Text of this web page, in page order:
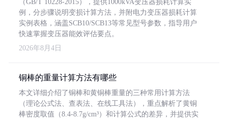
（GB/T 10228-2015），提供1000kVA变压器损耗计算实
例，分步骤说明变损计算方法，并附电力变压器损耗计算
实例表格，涵盖SCB10/SCB13等常见型号参数，指导用户
快速掌握变压器能效评估要点。
2026年8月4日
铜棒的重量计算方法有哪些
本文详细介绍了铜棒和黄铜棒重量的三种常用计算方法
（理论公式法、查表法、在线工具法），重点解析了黄铜
棒密度取值（8.4-8.7g/cm³）和计算公式的差异，并提供实